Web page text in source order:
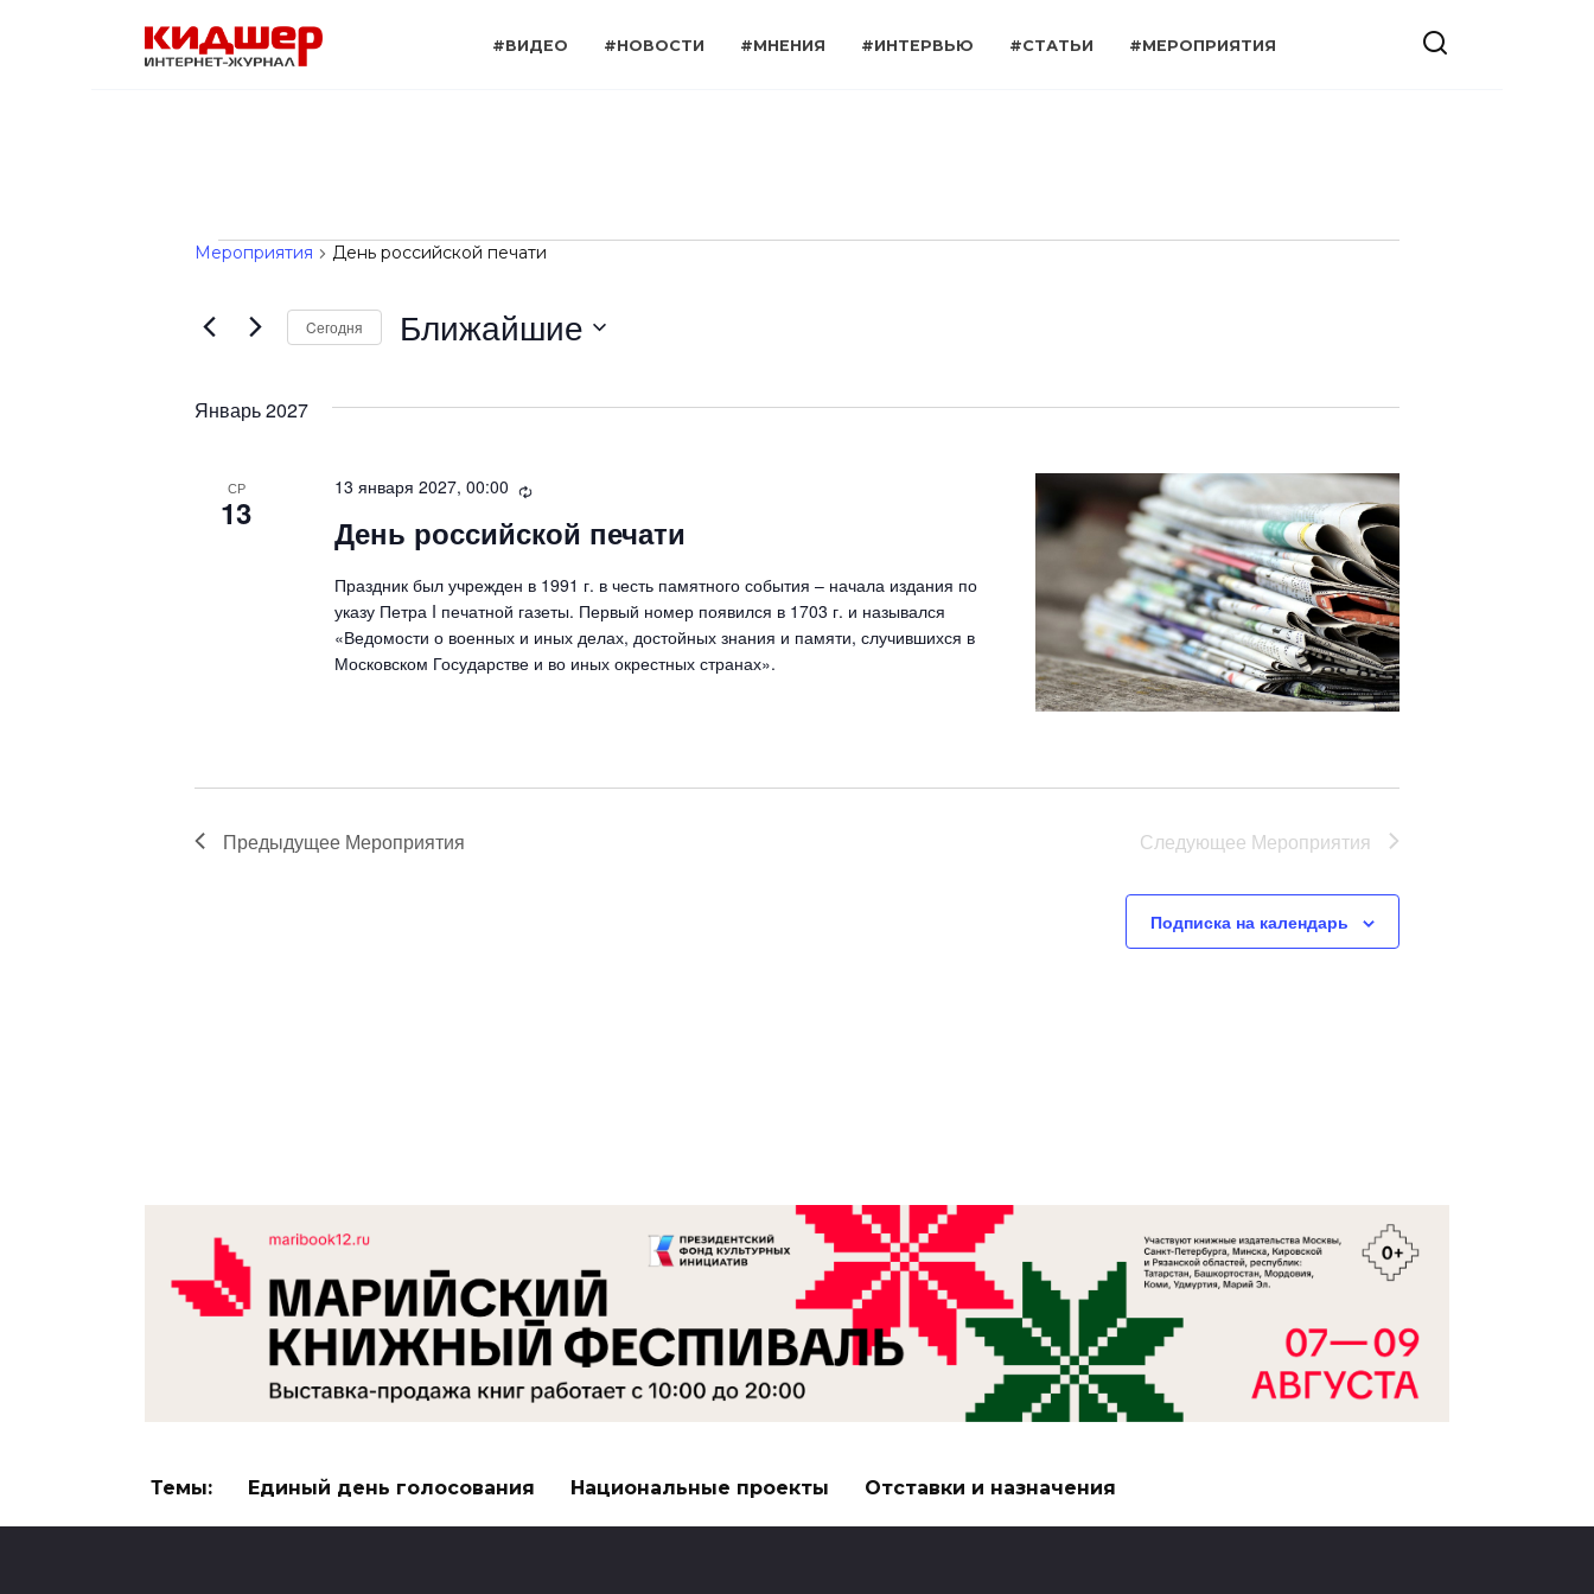
#ВИДЕО #НОВОСТИ #МНЕНИЯ #ИНТЕРВЬЮ #СТАТЬИ #МЕРОПРИЯТИЯ
Мероприятия
Мероприятия День российской печати
Cегодня Ближайшие
ь
а
т
у
.
Январь 2027
СР
13 День российской печати
13 января 2027, 00:00
R
c
r
r
i
n
Праздник был учрежден в 1991 г. в честь памятного события – начала издания по
указу Петра I печатной газеты. Первый номер появился в 1703 г. и назывался
«Ведомости о военных и иных делах, достойных знания и памяти, случившихся в
Московском Государстве и во иных окрестных странах».
Предыдущее Мероприятия Следующее Мероприятия
Подписка на календарь
Темы: Единый день голосования Национальные проекты Отставки и назначения